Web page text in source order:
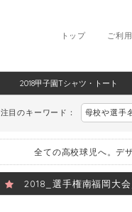
ご利
トップ
2018甲子園Tシャツ・トート
注目のキーワード： 母校や選手
全ての高校球児へ。デ
2018_選手権南福岡大